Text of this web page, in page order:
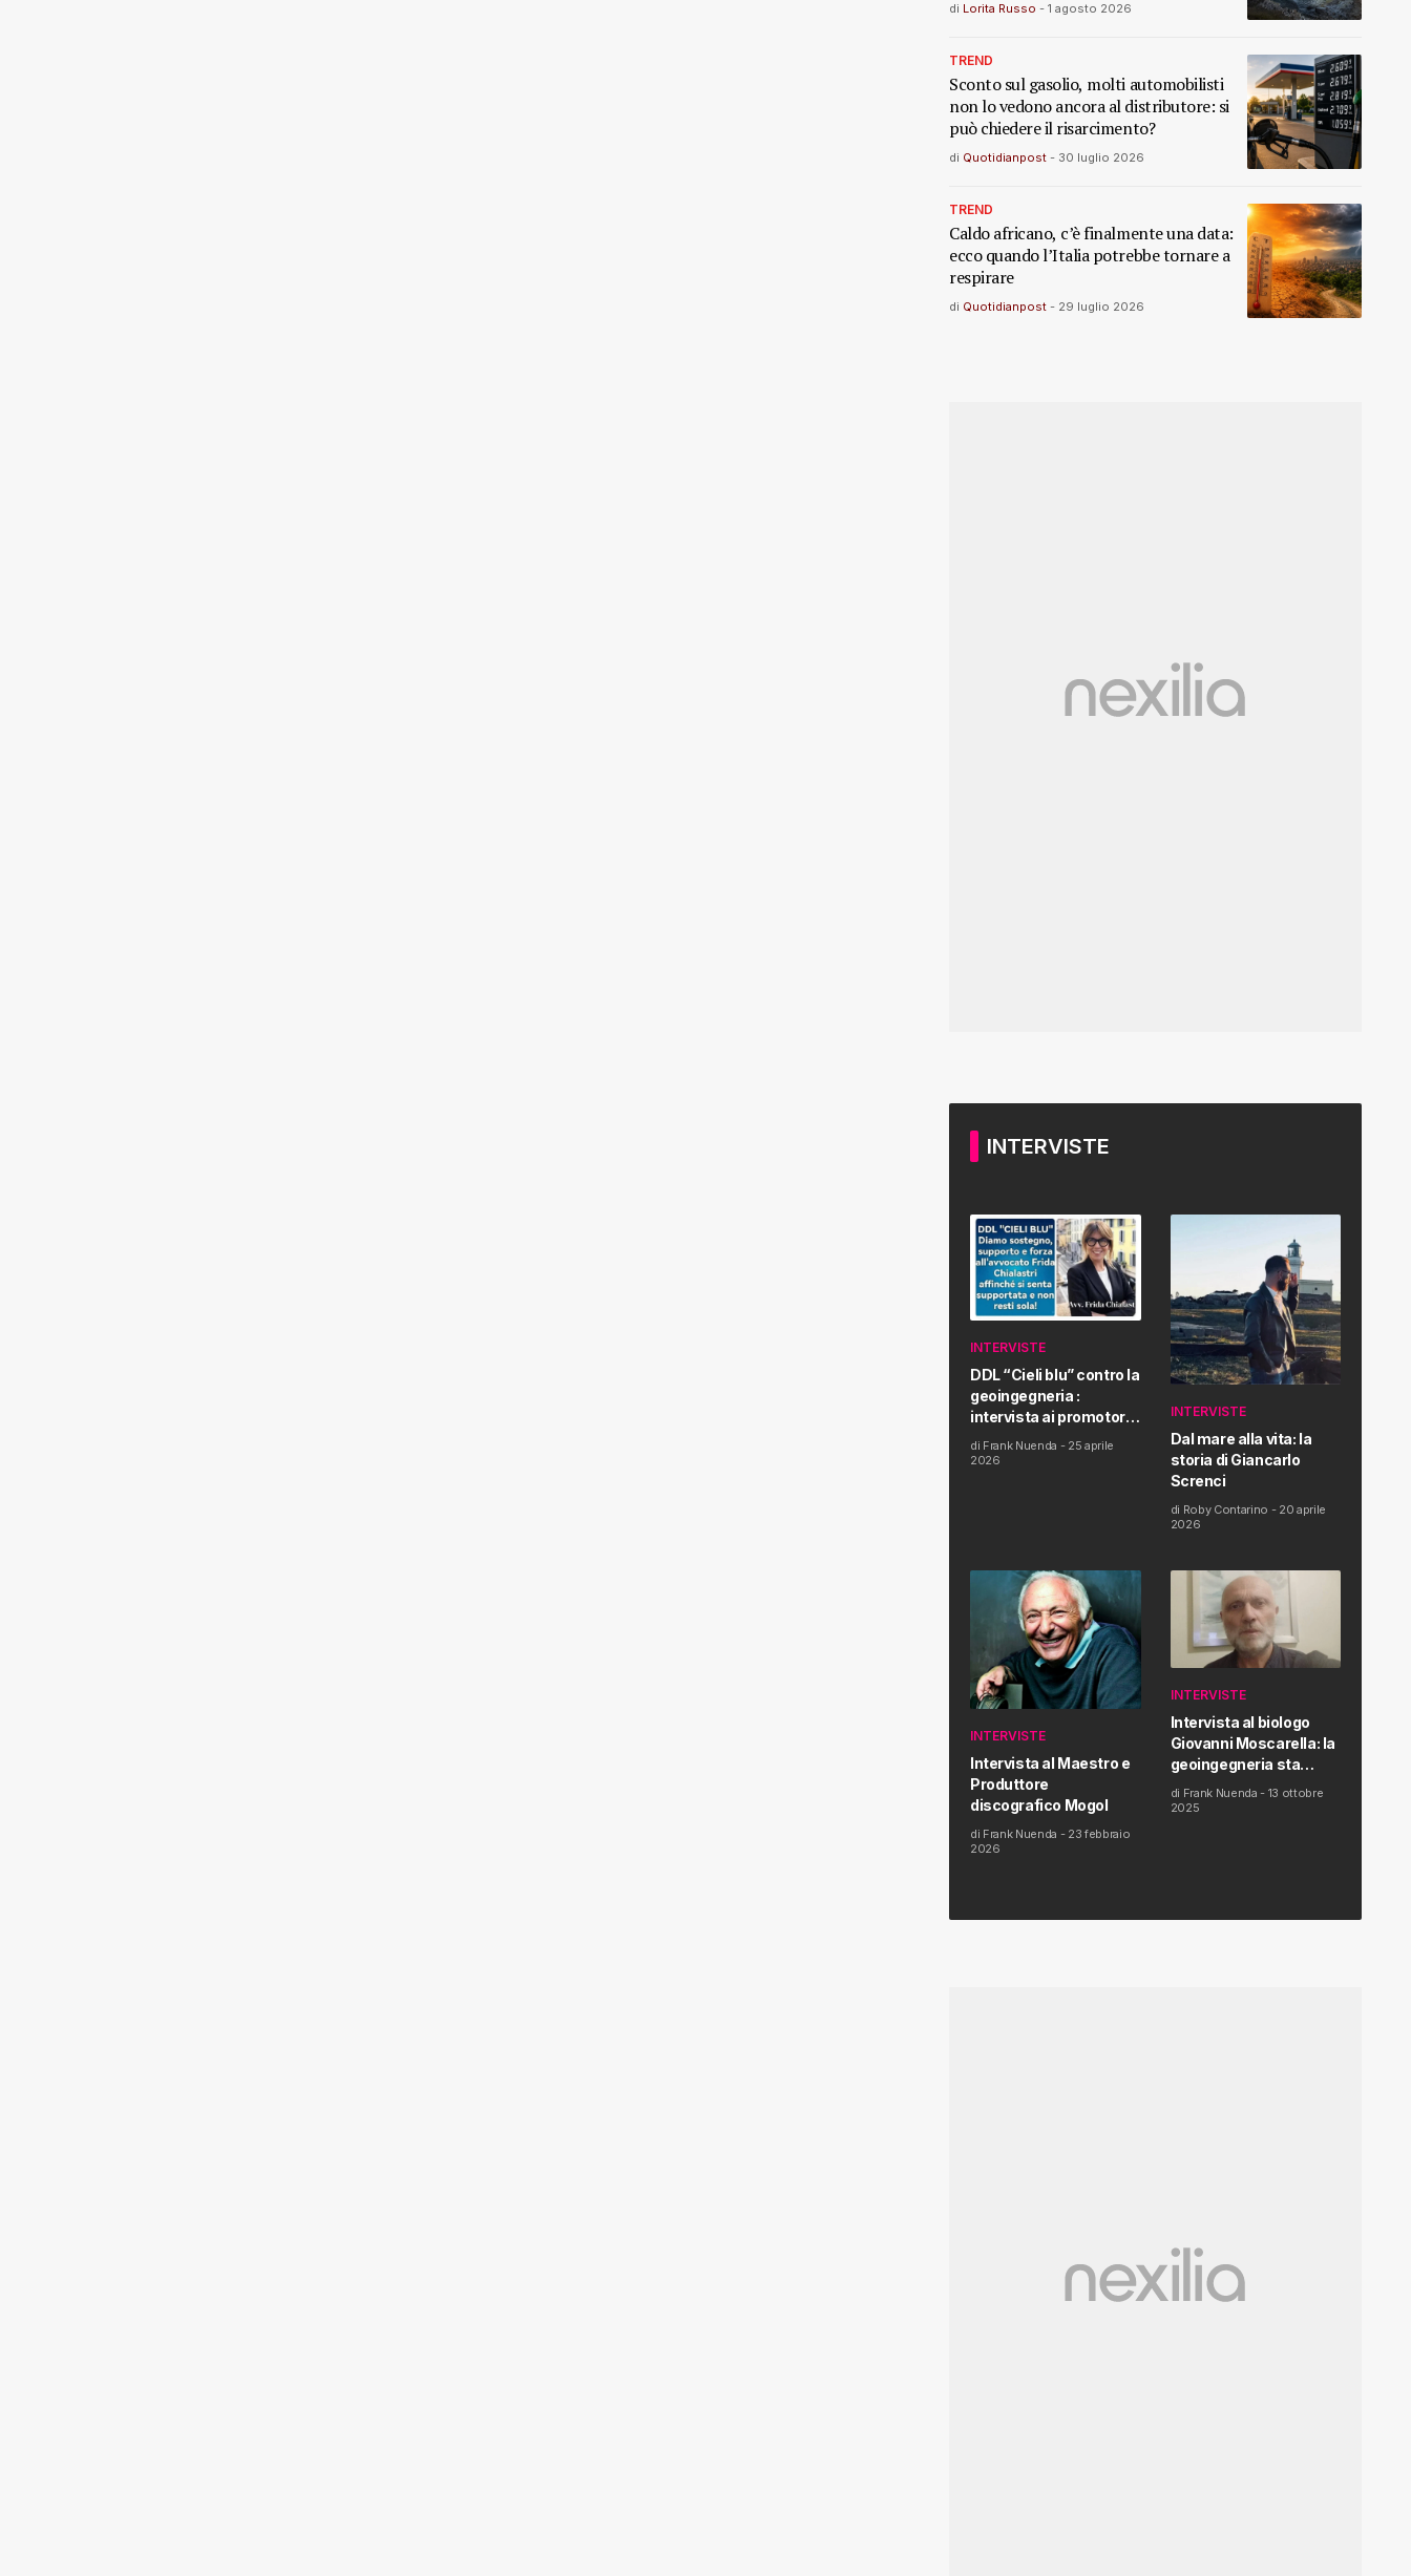
di Lorita Russo - 1 agosto 2026
TREND
Sconto sul gasolio, molti automobilisti
non lo vedono ancora al distributore: si
può chiedere il risarcimento?
di Quotidianpost - 30 luglio 2026
TREND
Caldo africano, c’è finalmente una data:
ecco quando l’Italia potrebbe tornare a
respirare
di Quotidianpost - 29 luglio 2026
INTERVISTE
INTERVISTE
DDL “Cieli blu” contro la
geoingegneria :
intervista ai promotori
della tematica e della
Proposta di Legge
di Frank Nuenda - 25 aprile
2026
INTERVISTE
Dal mare alla vita: la
storia di Giancarlo
Screnci
di Roby Contarino - 20 aprile
2026
INTERVISTE
Intervista al Maestro e
Produttore
discografico Mogol
di Frank Nuenda - 23 febbraio
2026
INTERVISTE
Intervista al biologo
Giovanni Moscarella: la
geoingegneria sta
modificando il clima e la
salute dell’uomo
di Frank Nuenda - 13 ottobre
2025